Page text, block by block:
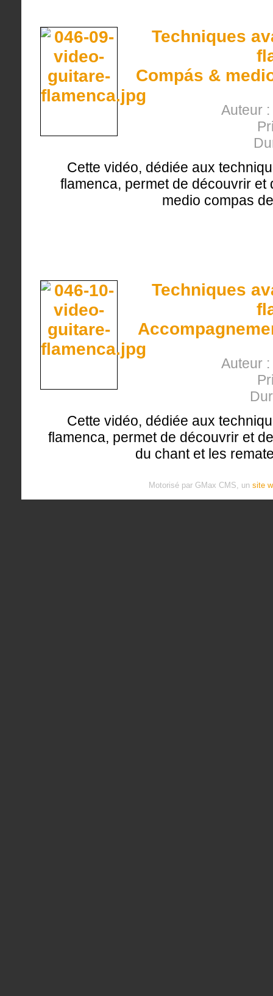
Techniques
Compás &
Auteur
Cette vidéo, dédiée aux
flamenca, permet de découvrir et
medio compas
Techniques
Auteur
Cette vidéo, dédiée aux
flamenca, permet de découvrir et
du chant et les
Motorisé par GMax CMS, un site